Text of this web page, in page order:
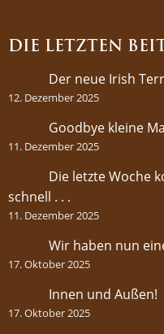
DIE LETZTEN
Der neue Irish
12. Dezember 2025
Goodbye kleine
11. Dezember 2025
Die letzte Woche
schnell . . .
11. Dezember 2025
Wir haben nun
17. Oktober 2025
Innen und Außen!
17. Oktober 2025